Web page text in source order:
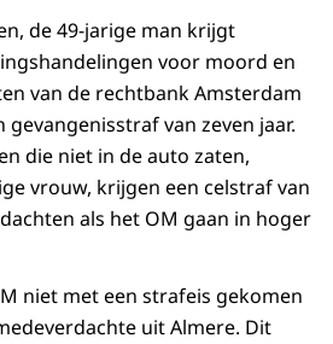
de 49-jarige man krijgt
voor moord en
van de rechtbank Amsterdam
gevangenisstraf van zeven jaar.
die niet in de auto zaten,
vrouw, krijgen een celstraf van
als het OM gaan in hoger
niet met een strafeis gekomen
uit Almere. Dit